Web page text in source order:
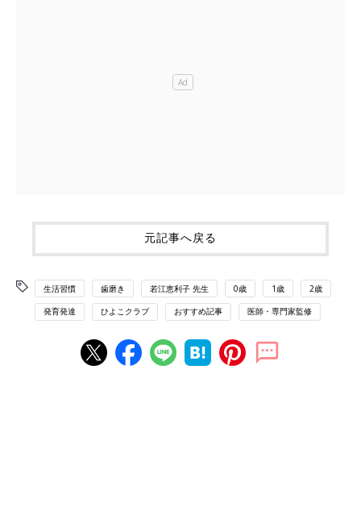
元記事へ戻る
生活習慣 歯磨き 若江恵利子 先生 0歳 1歳 2歳
発育発達 ひよこクラブ おすすめ記事 医師・専門家監修